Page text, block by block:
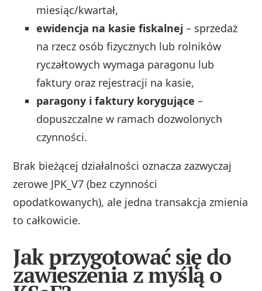
miesiąc/kwartał,
ewidencja na kasie fiskalnej – sprzedaż
na rzecz osób fizycznych lub rolników
ryczałtowych wymaga paragonu lub
faktury oraz rejestracji na kasie,
paragony i faktury korygujące –
dopuszczalne w ramach dozwolonych
czynności.
Brak bieżącej działalności oznacza zazwyczaj
zerowe JPK_V7 (bez czynności
opodatkowanych), ale jedna transakcja zmienia
to całkowicie.
Jak przygotować się do
zawieszenia z myślą o